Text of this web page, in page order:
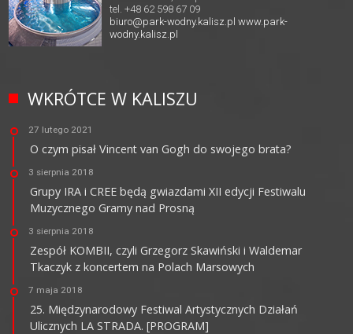
tel. +48 62 598 67 09
biuro@park-wodny.kalisz.pl www.park-
wodny.kalisz.pl
WKRÓTCE W KALISZU
27 lutego 2021
O czym pisał Vincent van Gogh do swojego brata?
3 sierpnia 2018
Grupy IRA i CREE będą gwiazdami XII edycji Festiwalu
Muzycznego Gramy nad Prosną
3 sierpnia 2018
Zespół KOMBII, czyli Grzegorz Skawiński i Waldemar
Tkaczyk z koncertem na Polach Marsowych
7 maja 2018
25. Międzynarodowy Festiwal Artystycznych Działań
Ulicznych LA STRADA. [PROGRAM]